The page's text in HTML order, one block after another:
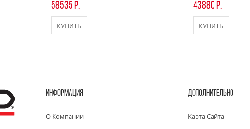
58535 р.
КУПИТЬ
43880 р.
КУПИТЬ
ИНФОРМАЦИЯ
О Компании
ДОПОЛНИТЕЛЬНО
Карта Сайта